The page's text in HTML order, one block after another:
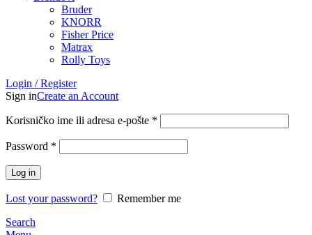
Bruder
KNORR
Fisher Price
Matrax
Rolly Toys
Login / Register
Sign inCreate an Account
Korisničko ime ili adresa e-pošte *
Password *
Log in
Lost your password?
Remember me
Search